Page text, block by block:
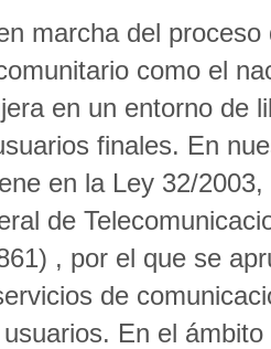
marcha del
como el
en un entorno de
finales. En
en la Ley 32/
de
, por el que se
de
En el